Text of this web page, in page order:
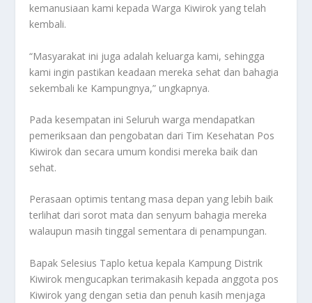
kemanusiaan kami kepada Warga Kiwirok yang telah
kembali.
“Masyarakat ini juga adalah keluarga kami, sehingga
kami ingin pastikan keadaan mereka sehat dan bahagia
sekembali ke Kampungnya,” ungkapnya.
Pada kesempatan ini Seluruh warga mendapatkan
pemeriksaan dan pengobatan dari Tim Kesehatan Pos
Kiwirok dan secara umum kondisi mereka baik dan
sehat.
Perasaan optimis tentang masa depan yang lebih baik
terlihat dari sorot mata dan senyum bahagia mereka
walaupun masih tinggal sementara di penampungan.
Bapak Selesius Taplo ketua kepala Kampung Distrik
Kiwirok mengucapkan terimakasih kepada anggota pos
Kiwirok yang dengan setia dan penuh kasih menjaga